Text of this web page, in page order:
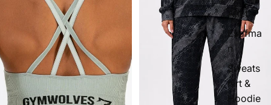
Atlet
Eşofma
n
Sweats
hirt &
Hoodie